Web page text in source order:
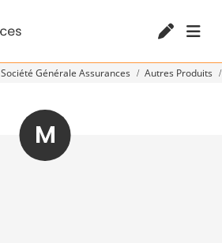
Société Générale Assurances Autres Produits
M